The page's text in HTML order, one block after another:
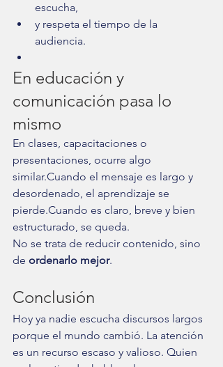
escucha,
y respeta el tiempo de la
audiencia.
En educación y
comunicación pasa lo
mismo
En clases, capacitaciones o
presentaciones, ocurre algo
similar.Cuando el mensaje es largo y
desordenado, el aprendizaje se
pierde.Cuando es claro, breve y bien
estructurado, se queda.
No se trata de reducir contenido, sino
de ordenarlo mejor.
Conclusión
Hoy ya nadie escucha discursos largos
porque el mundo cambió. La atención
es un recurso escaso y valioso. Quien